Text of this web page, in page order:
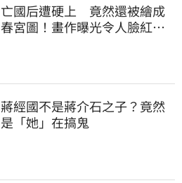
亡國后遭硬上 竟然還被繪成
春宮圖！畫作曝光令人臉紅心
蔣經國不是蔣介石之子？竟然
是「她」在搞鬼